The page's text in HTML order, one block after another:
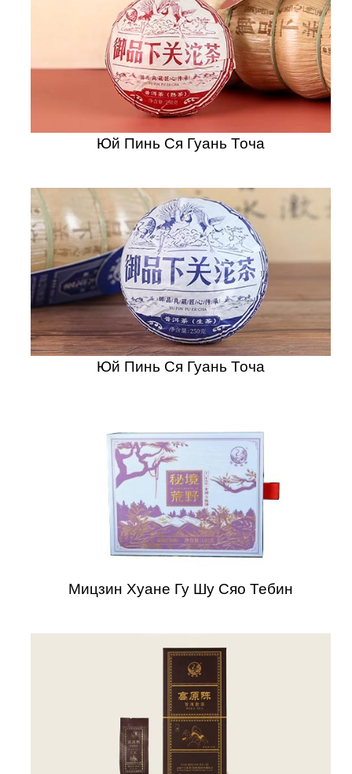
Юй Пинь Ся Гуань Точа
Юй Пинь Ся Гуань Точа
Мицзин Хуане Гу Шу Сяо Тебин